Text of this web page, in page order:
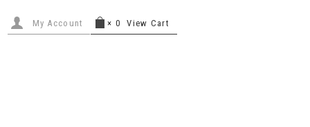
× 0 View Cart
My Account